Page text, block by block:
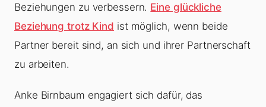
Beziehungen zu verbessern. Eine glückliche
Beziehung trotz Kind ist möglich, wenn beide
Partner bereit sind, an sich und ihrer Partnerschaft
zu arbeiten.
Anke Birnbaum engagiert sich dafür, das